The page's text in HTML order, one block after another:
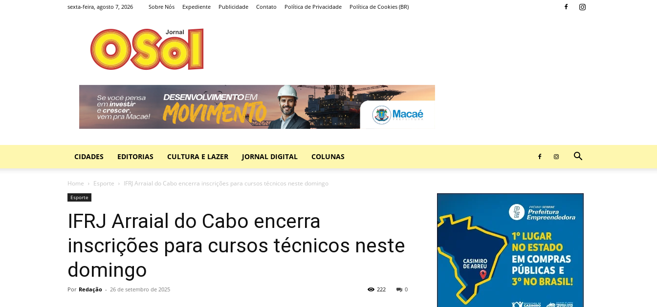
sexta-feira, agosto 7, 2026 Sobre Nós Expediente Publicidade Contato Política de Privacidade Política de Cookies (BR)
Jornal
O
Sol
CIDADES EDITORIAS CULTURA E LAZER JORNAL DIGITAL COLUNAS
Home Esporte IFRJ Arraial do Cabo encerra inscrições para cursos técnicos neste domingo
Esporte
IFRJ Arraial do Cabo encerra
inscrições para cursos técnicos neste
domingo
Por Redação - 26 de setembro de 2025 0
222